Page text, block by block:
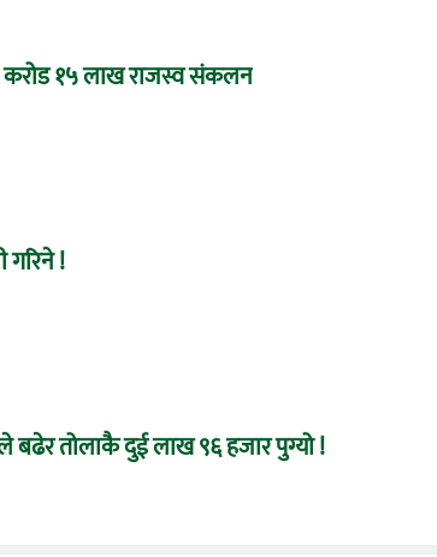
करोड १५ लाख राजस्व संकलन
गरिने !
बढेर तोलाकै दुई लाख ९६ हजार पुग्यो !